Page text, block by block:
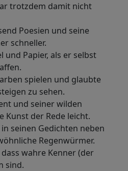
trotzdem damit nicht
Poesien und seine
schneller.
und Papier, als er selbst
spielen und glaubte
zu sehen.
und seiner wilden
Kunst der Rede leicht.
seinen Gedichten neben
Regenwürmer.
wahre Kenner (der
sind.